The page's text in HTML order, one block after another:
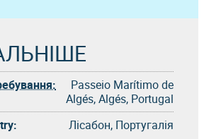
Passeio Marítimo de
Algés, Algés, Portugal
Лісабон, Португалія